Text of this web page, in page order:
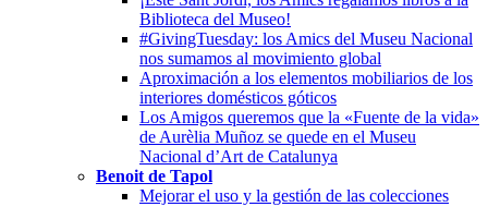
Biblioteca del Museo!
#GivingTuesday: los Amics del Museu Nacional
nos sumamos al movimiento global
Aproximación a los elementos mobiliarios de los
interiores domésticos góticos
Los Amigos queremos que la «Fuente de la vida»
de Aurèlia Muñoz se quede en el Museu
Nacional d’Art de Catalunya
Benoit de Tapol
Mejorar el uso y la gestión de las colecciones